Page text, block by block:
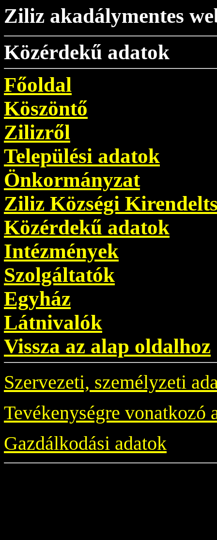
Ziliz akadálymentes
Közérdekű adatok
Főoldal
Köszöntő
Zilizről
Települési adatok
Önkormányzat
Ziliz Községi
Közérdekű adatok
Intézmények
Szolgáltatók
Egyház
Látnivalók
Vissza az alap oldalhoz
Szervezeti, személyzeti
Tevékenységre vonatkozó
Gazdálkodási adatok